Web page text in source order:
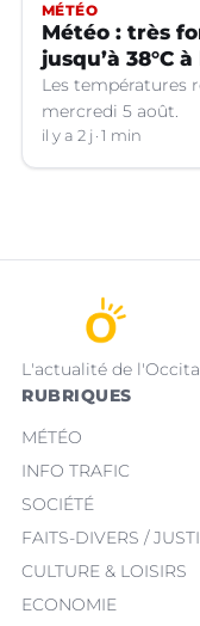
MÉTÉO
Météo : très
jusqu’à 38°C
Les températures
mercredi 5 août.
il y a 2 j 1 min
L'actualité de
RUBRIQUES
MÉTÉO
INFO TRAFIC
SOCIÉTÉ
FAITS-DIVERS /
CULTURE & LOISIRS
ECONOMIE